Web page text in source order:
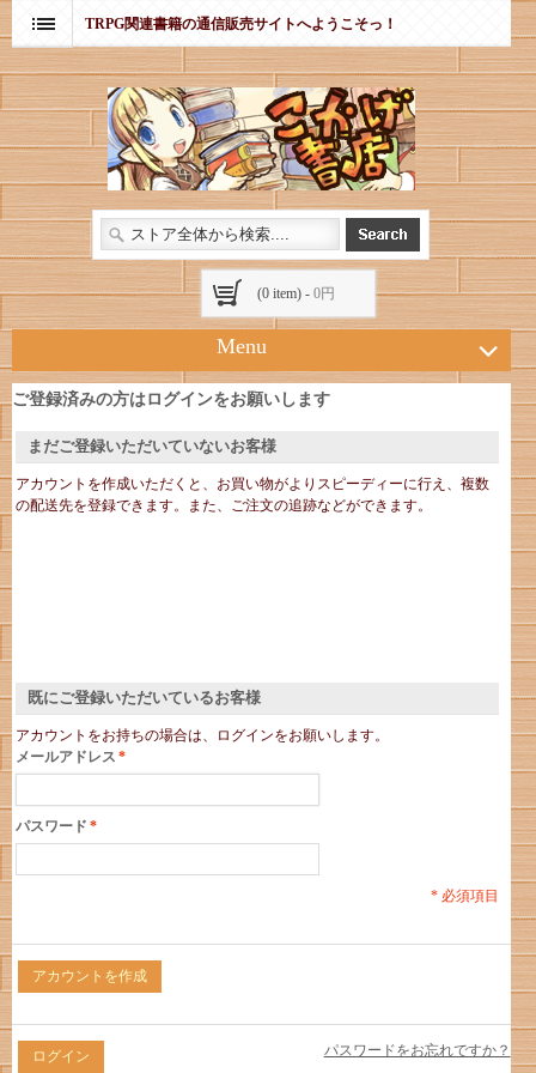
TRPG関連書籍の通信販売サイトへようこそっ！
(0 item) -0円
Menu
ご登録済みの方はログインをお願いします
まだご登録いただいていないお客様
アカウントを作成いただくと、お買い物がよりスピーディーに行え、複数
の配送先を登録できます。また、ご注文の追跡などができます。
既にご登録いただいているお客様
アカウントをお持ちの場合は、ログインをお願いします。
*
メールアドレス
*
パスワード
* 必須項目
アカウントを作成
パスワードをお忘れですか？
ログイン